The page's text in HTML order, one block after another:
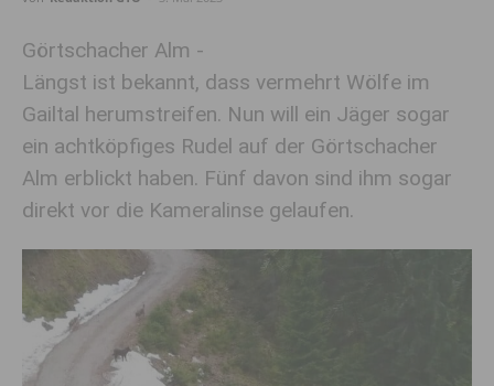
Görtschacher Alm -
Längst ist bekannt, dass vermehrt Wölfe im
Gailtal herumstreifen. Nun will ein Jäger sogar
ein achtköpfiges Rudel auf der Görtschacher
Alm erblickt haben. Fünf davon sind ihm sogar
direkt vor die Kameralinse gelaufen.